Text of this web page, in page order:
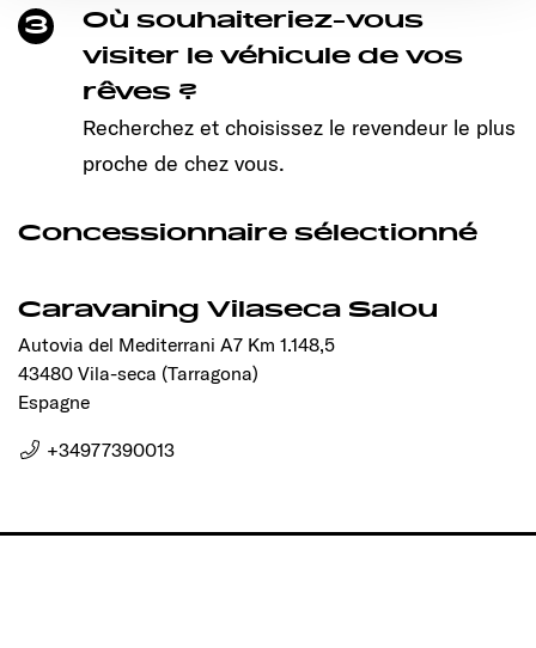
Ermöglichung der Seitennavigation erforderlich sind.
3
Où souhaiteriez-vous
visiter le véhicule de vos
rêves ?
Recherchez et choisissez le revendeur le plus
proche de chez vous.
Concessionnaire sélectionné
Caravaning Vilaseca Salou
Autovia del Mediterrani A7 Km 1.148,5
43480 Vila-seca (Tarragona)
Espagne
+34977390013